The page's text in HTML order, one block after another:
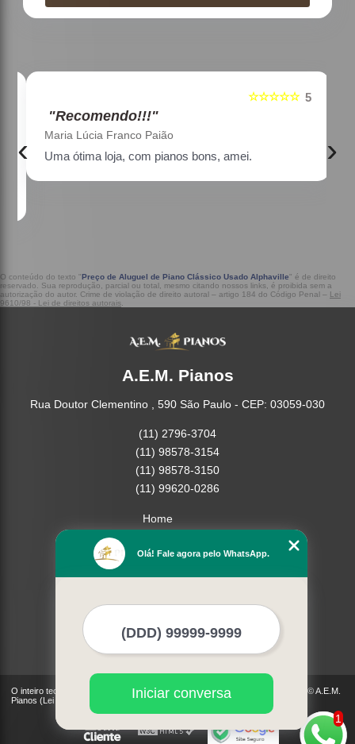
5
☆☆☆☆☆
"Recomendo!!!"
Maria Lúcia Franco Paião
Uma ótima loja, com pianos bons, amei.
‹ ›
O conteúdo do texto "Preço de Aluguel de Piano Clássico Usado Alphaville" é de direito
reservado. Sua reprodução, parcial ou total, mesmo citando nossos links, é proibida sem a
autorização do autor. Crime de violação de direito autoral – artigo 184 do Código Penal – Lei
9610/98 - Lei de direitos autorais
A.E.M. Pianos
Rua Doutor Clementino , 590 São Paulo - CEP: 03059-030
(11) 2796-3704
(11) 98578-3154
(11) 98578-3150
(11) 99620-0286
Home
Missão
Mais Serviços
O inteiro teor deste site está sujeito à proteção de direitos autorais. Copyright© A.E.M.
Pianos (Lei 9610 de 19/02/1998)
1
Olá! Fale agora pelo WhatsApp.
Iniciar conversa